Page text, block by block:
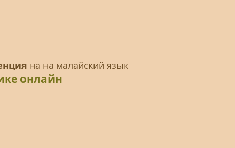
на на малайский язык
онлайн